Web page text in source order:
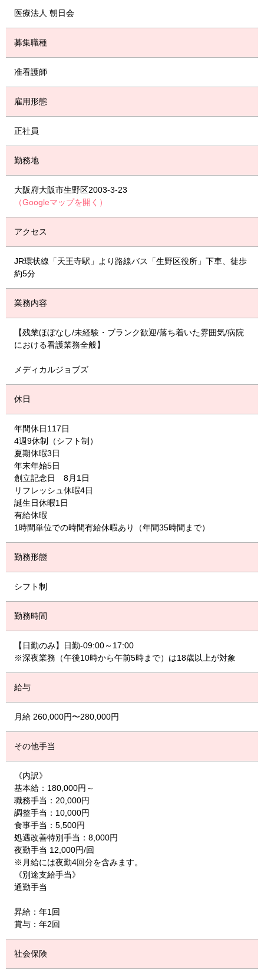
医療法人 朝日会
募集職種
准看護師
雇用形態
正社員
勤務地
大阪府大阪市生野区2003-3-23
（Googleマップを開く）
アクセス
JR環状線「天王寺駅」より路線バス「生野区役所」下車、徒歩
約5分
業務内容
【残業ほぼなし/未経験・ブランク歓迎/落ち着いた雰囲気/病院
における看護業務全般】
メディカルジョブズ
休日
年間休日117日
4週9休制（シフト制）
夏期休暇3日
年末年始5日
創立記念日 8月1日
リフレッシュ休暇4日
誕生日休暇1日
有給休暇
1時間単位での時間有給休暇あり（年間35時間まで）
勤務形態
シフト制
勤務時間
【日勤のみ】日勤-09:00～17:00
※深夜業務（午後10時から午前5時まで）は18歳以上が対象
給与
月給 260,000円〜280,000円
その他手当
《内訳》
基本給：180,000円～
職務手当：20,000円
調整手当：10,000円
食事手当：5,500円
処遇改善特別手当：8,000円
夜勤手当 12,000円/回
※月給には夜勤4回分を含みます。
《別途支給手当》
通勤手当
昇給：年1回
賞与：年2回
社会保険